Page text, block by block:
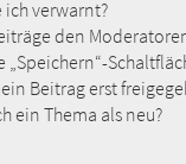
ich verwarnt?
den
„Speichern“-
Beitrag erst
ein Thema als neu?